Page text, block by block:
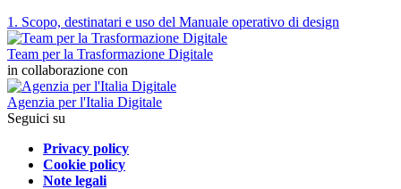
1. Scopo, destinatari e uso del Manuale operativo di design
Team per la Trasformazione Digitale
in collaborazione con
Agenzia per l'Italia Digitale
Seguici su
Privacy policy
Cookie policy
Note legali